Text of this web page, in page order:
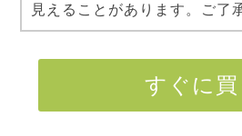
見えることがあります。ご了
すぐに買